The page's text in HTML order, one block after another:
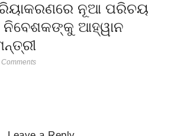
ନୂଆ ପରିଚୟ
ନିବେଶକଙ୍କୁ ଆହ୍ୱାନ